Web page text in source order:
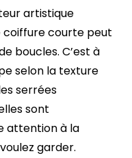
artistique
coiffure courte peut
boucles. C’est à
selon la texture
serrées
sont
attention à la
garder.